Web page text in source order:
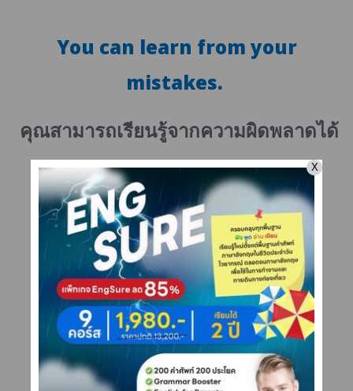
You can learn from your
mistakes.
คุณสามารถเรียนรู้จากความผิดพลาดได้
They misunderstood me.
พวกเขาเข้าใจฉันผิด
I have been misunderstood.